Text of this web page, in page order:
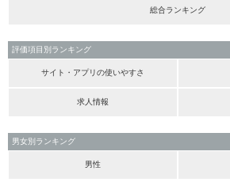
総合ランキング
評価項目別ランキング
サイト・アプリの使いやすさ
求人情報
男女別ランキング
男性